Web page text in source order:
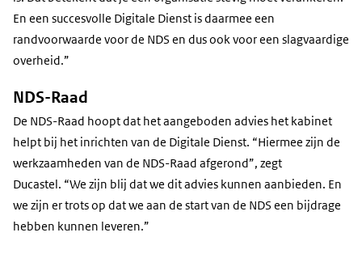
En een succesvolle Digitale Dienst is daarmee een
randvoorwaarde voor de NDS en dus ook voor een slagvaardige
overheid.”
NDS-Raad
De NDS-Raad hoopt dat het aangeboden advies het kabinet
helpt bij het inrichten van de Digitale Dienst. “Hiermee zijn de
werkzaamheden van de NDS-Raad afgerond”, zegt
Ducastel. “We zijn blij dat we dit advies kunnen aanbieden. En
we zijn er trots op dat we aan de start van de NDS een bijdrage
hebben kunnen leveren.”